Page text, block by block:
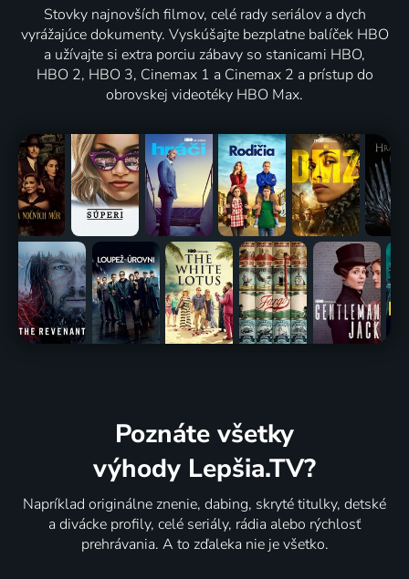
Stovky najnovších filmov, celé rady seriálov a dych
vyrážajúce dokumenty. Vyskúšajte bezplatne balíček HBO
a užívajte si extra porciu zábavy so stanicami HBO,
HBO 2, HBO 3, Cinemax 1 a Cinemax 2 a prístup do
obrovskej videotéky HBO Max.
Poznáte všetky
výhody Lepšia.TV?
Napríklad originálne znenie, dabing, skryté titulky, detské
a divácke profily, celé seriály, rádia alebo rýchlosť
prehrávania. A to zďaleka nie je všetko.